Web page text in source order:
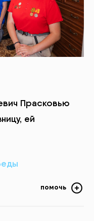
Прасковью
ей
помочь